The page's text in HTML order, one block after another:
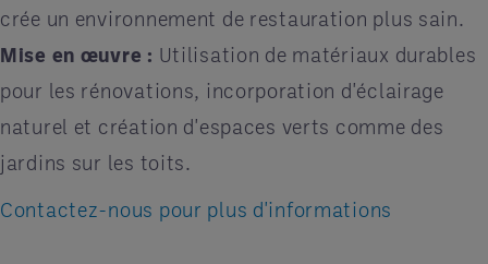
crée un environnement de restauration plus sain.
Mise en œuvre : Utilisation de matériaux durables
pour les rénovations, incorporation d'éclairage
naturel et création d'espaces verts comme des
jardins sur les toits.
Contactez-nous pour plus d'informations